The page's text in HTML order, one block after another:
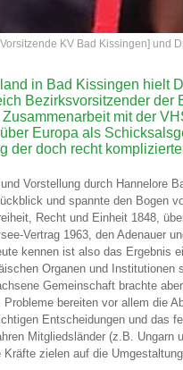
KV Bad Kissingen] und
in Bad Kissingen hielt
Bezirksvorsitzender
mit der
Europa als
der doch recht
Vorstellung durch Hannelore
und spannte den Bogen
Recht und Einheit 1848,
Vertrag 1963, den Adenauer
kennen ist also das Ergebnis
Organen und
Gemeinschaft brachte
bereiten vor allem die
Entscheidungen und das
Mitgliedsländer (z.B. Ungarn
Kräfte zielen auf die